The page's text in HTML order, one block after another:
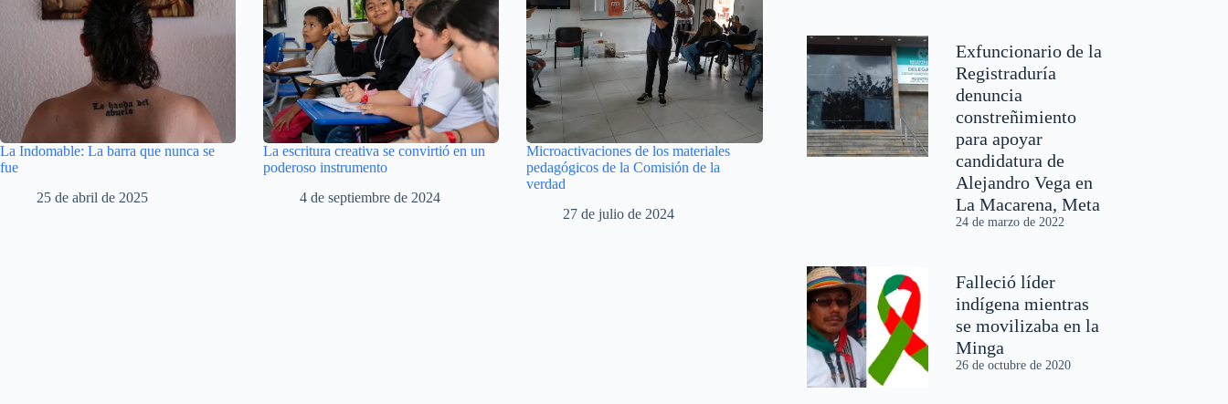
La Indomable: La barra que nunca se
fue
25 de abril de 2025
La escritura creativa se convirtió en un
poderoso instrumento
4 de septiembre de 2024
Microactivaciones de los materiales
pedagógicos de la Comisión de la
verdad
27 de julio de 2024
Exfuncionario de la
Registraduría
denuncia
constreñimiento
para apoyar
candidatura de
Alejandro Vega en
La Macarena, Meta
24 de marzo de 2022
Falleció líder
indígena mientras
se movilizaba en la
Minga
26 de octubre de 2020